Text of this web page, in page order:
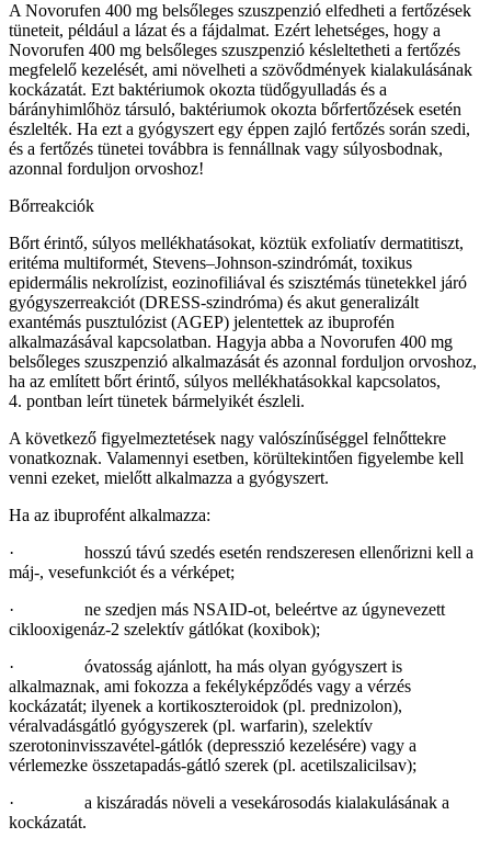
A Novorufen 400 mg belsőleges szuszpenzió elfedheti a fertőzések
tüneteit, például a lázat és a fájdalmat. Ezért lehetséges, hogy a
Novorufen 400 mg belsőleges szuszpenzió késleltetheti a fertőzés
megfelelő kezelését, ami növelheti a szövődmények kialakulásának
kockázatát. Ezt baktériumok okozta tüdőgyulladás és a
bárányhimlőhöz társuló, baktériumok okozta bőrfertőzések esetén
észlelték. Ha ezt a gyógyszert egy éppen zajló fertőzés során szedi,
és a fertőzés tünetei továbbra is fennállnak vagy súlyosbodnak,
azonnal forduljon orvoshoz!
Bőrreakciók
Bőrt érintő, súlyos mellékhatásokat, köztük exfoliatív dermatitiszt,
eritéma multiformét, Stevens–Johnson-szindrómát, toxikus
epidermális nekrolízist, eozinofiliával és szisztémás tünetekkel járó
gyógyszerreakciót (DRESS-szindróma) és akut generalizált
exantémás pusztulózist (AGEP) jelentettek az ibuprofén
alkalmazásával kapcsolatban. Hagyja abba a Novorufen 400 mg
belsőleges szuszpenzió alkalmazását és azonnal forduljon orvoshoz,
ha az említett bőrt érintő, súlyos mellékhatásokkal kapcsolatos,
4. pontban leírt tünetek bármelyikét észleli.
A következő figyelmeztetések nagy valószínűséggel felnőttekre
vonatkoznak. Valamennyi esetben, körültekintően figyelembe kell
venni ezeket, mielőtt alkalmazza a gyógyszert.
Ha az ibuprofént alkalmazza:
· hosszú távú szedés esetén rendszeresen ellenőrizni kell a
máj-, vesefunkciót és a vérképet;
· ne szedjen más NSAID-ot, beleértve az úgynevezett
ciklooxigenáz-2 szelektív gátlókat (koxibok);
· óvatosság ajánlott, ha más olyan gyógyszert is
alkalmaznak, ami fokozza a fekélyképződés vagy a vérzés
kockázatát; ilyenek a kortikoszteroidok (pl. prednizolon),
véralvadásgátló gyógyszerek (pl. warfarin), szelektív
szerotoninvisszavétel-gátlók (depresszió kezelésére) vagy a
vérlemezke összetapadás-gátló szerek (pl. acetilszalicilsav);
· a kiszáradás növeli a vesekárosodás kialakulásának a
kockázatát.